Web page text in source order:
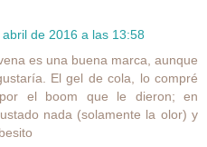
de 2016 a las 13:58
es una buena marca, aunque
El gel de cola, lo compré
el boom que le dieron; en
nada (solamente la olor) y